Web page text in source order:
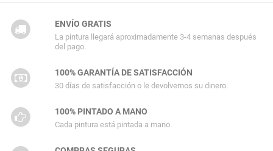
ENVÍO GRATIS
La pintura llegará aproximadamente 3-4 semanas después
del pago.
100% GARANTÍA DE SATISFACCIÓN
30 días de satisfacción o le devolvemos su dinero.
100% PINTADO A MANO
Cada pintura está pintada a mano.